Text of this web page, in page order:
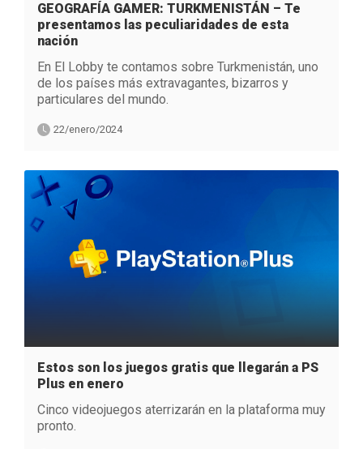
GEOGRAFÍA GAMER: TURKMENISTÁN – Te
presentamos las peculiaridades de esta
nación
En El Lobby te contamos sobre Turkmenistán, uno
de los países más extravagantes, bizarros y
particulares del mundo.
22/enero/2024
Estos son los juegos gratis que llegarán a PS
Plus en enero
Cinco videojuegos aterrizarán en la plataforma muy
pronto.